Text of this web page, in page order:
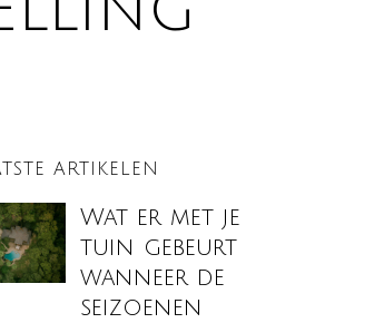
ARTIKELEN
Wat er met je
tuin gebeurt
wanneer de
seizoenen